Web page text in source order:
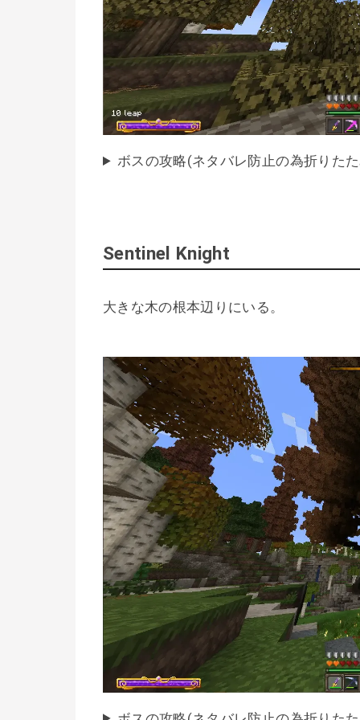
ボスの攻略(ネタバレ防止の為折りた
Sentinel Knight
大きな木の根本辺りにいる。